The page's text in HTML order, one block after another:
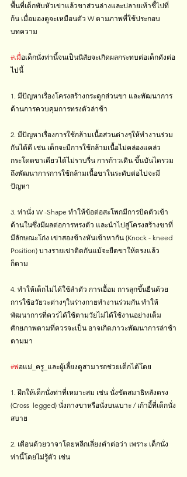
พื้นที่เด็กพับหัวเข่าแล้วขาส่วนล่างและปลายเท้าชี้ไปที่
ก้น เมื่อมองดูจะเหมือนตัว W ตามภาพที่ใช้ประกอบ
บทความ
#เมื่อเด็กนั่งท่านี้จนเป็นนิสัยจะเกิดผลกระทบต่อเด็กดังต่อ
ไปนี้
1. มีปัญหาเรื่องโครงสร้างกระดูกส่วนขา และพัฒนาการ
ด้านการควบคุมการทรงตัวล่าช้า
2. มีปัญหาเรื่องการใช้กล้ามเนื้อส่วนต่างๆให้ทำงานร่วม
กันได้ดี เช่น เด็กจะมีการใช้กล้ามเนื้อไม่คล่องแคล่ว
กระโดดขาเดียวได้ไม่ราบรื่น การก้าวเดิน ขึ้นบันไดรวม
ถึงพัฒนาการการใช้กล้ามเนื้อขาในระดับต่อไปจะมี
ปัญหา
3. ท่านั่ง W -Shape ทำให้ข้อต่อสะโพกมีการบิดตัวเข้า
ด้านในซึ่งมีผลต่อการทรงตัว และนำไปสู่โครงสร้างขาที่
มีลักษณะโก่ง เข่าสองข้างหันเข้าหากัน (Knock - kneed
Position) บางรายเข่าติดกันแม้จะยืดขาให้ตรงแล้ว
ก็ตาม
4. ทำให้เด็กไม่ได้ใช้ลำตัว การเอื้อม การลุกขึ้นยืนด้วย
การใช้อวัยวะต่างๆในร่างกายทำงานร่วมกัน ทำให้
พัฒนาการที่ควรได้ใช้ตามวัยไม่ได้ใช้งานอย่างเต็ม
ศักยภาพตามที่ควรจะเป็น อาจเกิดภาวะพัฒนาการล่าช้า
ตามมา
#พ่อแม่_ครู_และผู้เลี้ยงดูสามารถช่วยเด็กได้โดย
1. ฝึกให้เด็กนั่งท่าที่เหมาะสม เช่น นั่งขัดสมาธิหลังตรง
(Cross  legged) นั่งกางขาหรือนั่งบนเบาะ / เก้าอี้ที่เด็กนั่ง
สบาย
2. เตือนด้วยวาจาโดยหลีกเลี่ยงคำต่อว่า เพราะ เด็กนั่ง
ท่านี้โดยไม่รู้ตัว เช่น